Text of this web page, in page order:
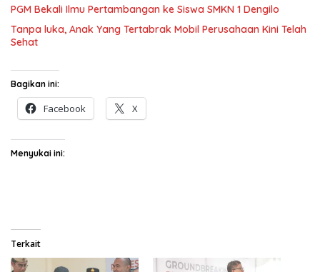
PGM Bekali Ilmu Pertambangan ke Siswa SMKN 1 Dengilo
Tanpa luka, Anak Yang Tertabrak Mobil Perusahaan Kini Telah
Sehat
Bagikan ini:
Facebook X
Menyukai ini:
Terkait